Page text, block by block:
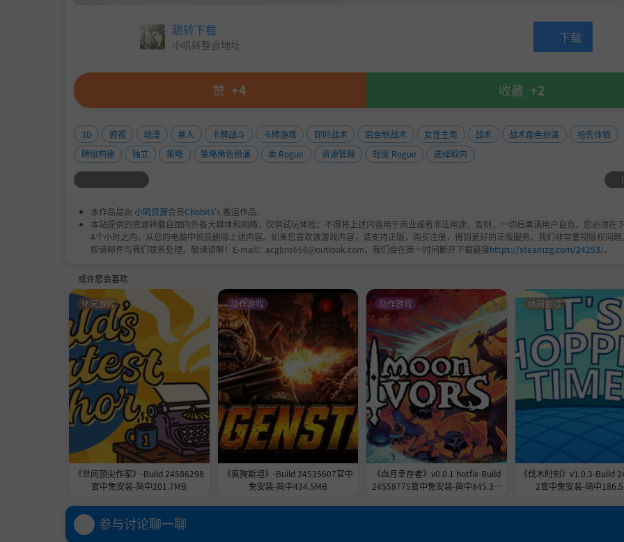
梦世界中充满了可能性，除了大量随机词条的各式装备外，只要你不断探索，就有机会收集到附带
的强力装备，极大丰富战斗的形态；
梦境奇遇：在梦世界的探索之旅中会遭遇多种多样的随机事件，与梦境居民为伍还是为敌取决于你的决策；
跳转下载
小叽转整合地址 下载
赞 +4 收藏 +2
3D 俯视 动漫 单人 卡牌战斗 卡牌游戏 即时战术 回合制战术 女性主角 战术 战术角色扮演
抢先体验
牌组构建
独立 策略 策略角色扮演 类 Rogue 资源管理 轻度 Rogue 选择取向
本作品是由 小叽资源会员Chobits's 搬运作品.
本站提供的资源转载自国内外各大媒体和网络，仅供试玩体验；不得将上述内容用于商业或者非法用途，否则，一切后果请用户自负。您必须在
4个小时之内，从您的电脑中彻底删除上述内容。如果您喜欢该游戏内容，请支持正版，购买注册，得到更好的正版服务。我们非常重视版权问
权请邮件与我们联系处理。敬请谅解！E-mail：acgbns666@outlook.com，我们会在第一时间断开下载链接https://steamzg.com/24253/。
或许您会喜欢
《世间顶尖作家》-Build 24586298
官中免安装-简中201.7MB
休闲游戏
《疯狗斯坦》-Build 24535607官中
免安装-简中434.5MB
动作游戏
《血月幸存者》v0.0.1 hotfix-Build
24558775官中免安装-简中845.3M
动作游戏
《伐木时刻》v1.0.3-Build
2官中免安装-简中
休闲游戏
参与讨论聊一聊